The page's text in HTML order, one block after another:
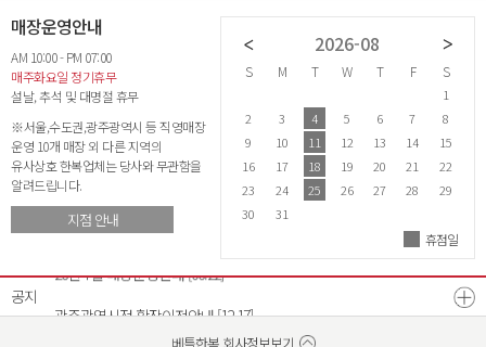
매장운영안내
AM 10:00 - PM 07:00
매주화요일 정기휴무
설날, 추석 및 대명절 휴무
※서울,수도권,광주광역시 등 직영매장
운영 10개 매장 외 다른 지역의
유사상호 한복업체는 당사와 무관함을
알려드립니다.
지점 안내
2026-07
S M T W
1
7 8 9 10
12
13 14 15 16
19
20 21 22 23 24
26
27 28
2026-08
S M T W T F S
1
2
3 4 5 6 7
8
9
10 11 12 13 14
15
16
17 18 19 20 21
22
23
24 25 26 27 28
29
30
31
휴점일
공지
[07.21]
[06.22]
베스트리워드 선정자 발표[07.18]
베틀한복 매장운영시간 변경안내 [12.26]
베틀한복 회사정보보기